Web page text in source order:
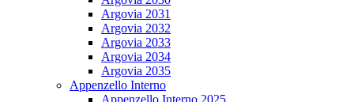
Argovia 2031
Argovia 2032
Argovia 2033
Argovia 2034
Argovia 2035
Appenzello Interno